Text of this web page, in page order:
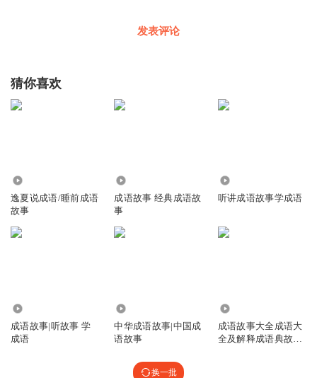
发表评论
猜你喜欢
逸夏说成语/睡前成语
故事
成语故事 经典成语故
事
听讲成语故事学成语
成语故事|听故事 学
成语
中华成语故事|中国成
语故事
成语故事大全成语大
全及解释成语典故四
换一批